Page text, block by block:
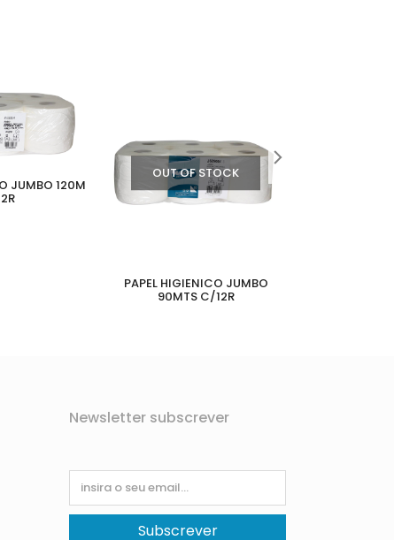
JUMBO 120M
OUT OF STOCK
PAPEL HIGIENICO JUMBO
90MTS C/12R
Newsletter subscrever
Subscrever